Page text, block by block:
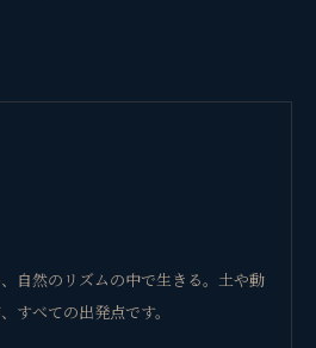
自然のリズムの中で生きる。土や動
すべての出発点です。